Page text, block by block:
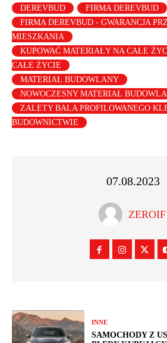
DEREVBUD
FIRMA DEREVBUD
FIRMA DEREVBUD - GWARANCJA
MIESZKANIA
KUPOWAĆ MATERIAŁY NA CAŁE
CAŁE ŻYCIE
MATERIAŁ BUDOWLANY
NOWOCZESNY MATERIAŁ
ZALETY BALA PROFILOWANEGO
BUDOWNICTWIE
07.08.2023
ZEROIF
INNE
SAMOCHODY Z